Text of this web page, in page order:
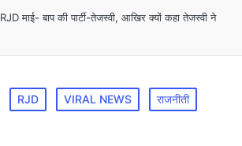
RJD माई- बाप की पार्टी-तेजस्वी, आखिर क्यों कहा तेजस्वी ने
RJD VIRAL NEWS राजनीती